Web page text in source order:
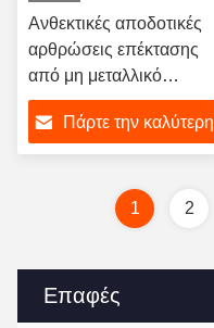
Επαφές
Ανθεκτικές αποδοτικές
αρθρώσεις επέκτασης
από μη μεταλλικό
καουτσούκ για έλεγχο
θερμοκρασίας και
δονήσεων
Πάρτε την καλύτερη
1 2